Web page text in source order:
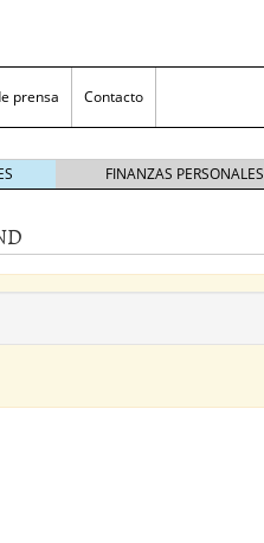
prensa Contacto
y las ayudas que puedes
FINANZAS PERSONALES